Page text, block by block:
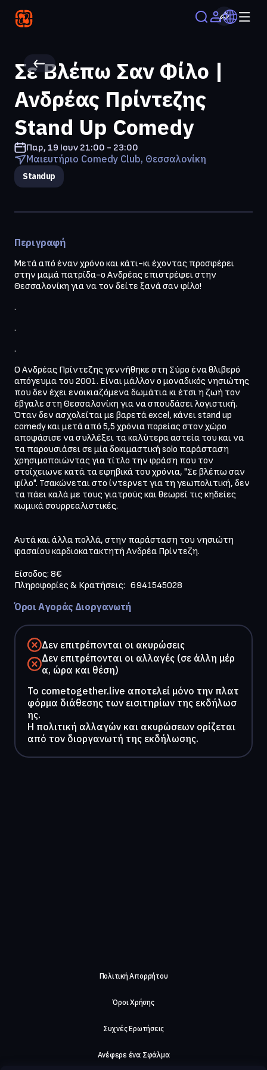
Σε Βλέπω Σαν Φίλο |
Ανδρέας Πρίντεζης
Stand Up Comedy
Παρ, 19 Ιουν 21:00 - 23:00
Μαιευτήριο Comedy Club, Θεσσαλονίκη
Standup
Περιγραφή
Μετά από έναν χρόνο και κάτι-κι έχοντας προσφέρει
στην μαμά πατρίδα-ο Ανδρέας επιστρέφει στην
Θεσσαλονίκη για να τον δείτε ξανά σαν φίλο!
.
.
.
Ο Ανδρέας Πρίντεζης γεννήθηκε στη Σύρο ένα θλιβερό
απόγευμα του 2001. Είναι μάλλον ο μοναδικός νησιώτης
που δεν έχει ενοικιαζόμενα δωμάτια κι έτσι η ζωή τον
έβγαλε στη Θεσσαλονίκη για να σπουδάσει λογιστική.
Όταν δεν ασχολείται με βαρετά excel, κάνει stand up
comedy και μετά από 5,5 χρόνια πορείας στον χώρο
αποφάσισε να συλλέξει τα καλύτερα αστεία του και να
τα παρουσιάσει σε μία δοκιμαστική solo παράσταση
χρησιμοποιώντας για τίτλο την φράση που τον
στοίχειωνε κατά τα εφηβικά του χρόνια, "Σε βλέπω σαν
φίλο". Τσακώνεται στο ίντερνετ για τη γεωπολιτική, δεν
τα πάει καλά με τους γιατρούς και θεωρεί τις κηδείες
κωμικά σουρρεαλιστικές.
Αυτά και άλλα πολλά, στην παράσταση του νησιώτη
φασαίου καρδιοκατακτητή Ανδρέα Πρίντεζη.
Είσοδος: 8€
Όροι Αγοράς Διοργανωτή
Δεν επιτρέπονται οι ακυρώσεις
Δεν επιτρέπονται οι αλλαγές (σε άλλη μέρ
α, ώρα και θέση)
To cometogether.live αποτελεί μόνο την πλατ
φόρμα διάθεσης των εισιτηρίων της εκδήλωσ
ης.
Η πολιτική αλλαγών και ακυρώσεων ορίζεται
από τον διοργανωτή της εκδήλωσης.
Πολιτική Απορρήτου
Όροι Χρήσης
Συχνές Ερωτήσεις
Ανέφερε ένα Σφάλμα